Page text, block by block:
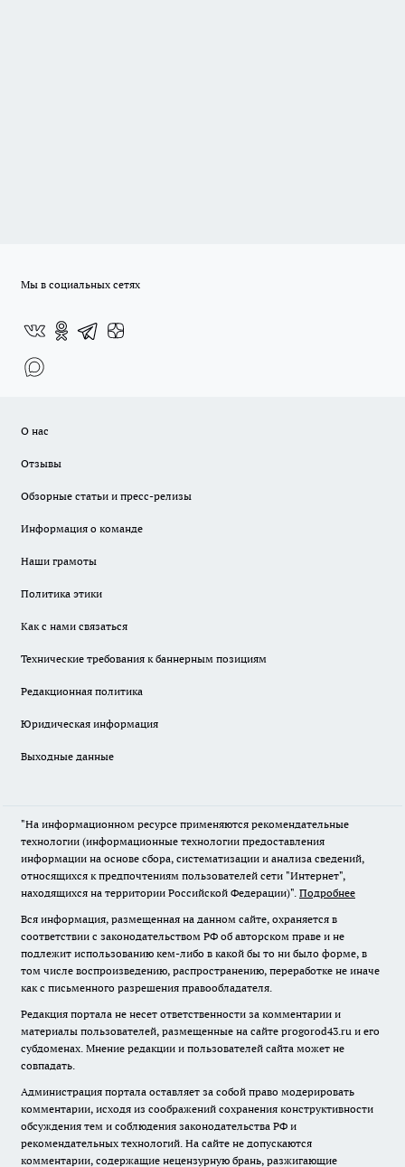
Мы в социальных сетях
О нас
Отзывы
Обзорные статьи и пресс-релизы
Информация о команде
Наши грамоты
Политика этики
Как с нами связаться
Технические требования к баннерным позициям
Редакционная политика
Юридическая информация
Выходные данные
"На информационном ресурсе применяются рекомендательные
технологии (информационные технологии предоставления
информации на основе сбора, систематизации и анализа сведений,
относящихся к предпочтениям пользователей сети "Интернет",
находящихся на территории Российской Федерации)". Подробнее
Вся информация, размещенная на данном сайте, охраняется в
соответствии с законодательством РФ об авторском праве и не
подлежит использованию кем-либо в какой бы то ни было форме, в
том числе воспроизведению, распространению, переработке не иначе
как с письменного разрешения правообладателя.
Редакция портала не несет ответственности за комментарии и
материалы пользователей, размещенные на сайте progorod43.ru и его
субдоменах. Мнение редакции и пользователей сайта может не
совпадать.
Администрация портала оставляет за собой право модерировать
комментарии, исходя из соображений сохранения конструктивности
обсуждения тем и соблюдения законодательства РФ и
рекомендательных технологий. На сайте не допускаются
комментарии, содержащие нецензурную брань, разжигающие